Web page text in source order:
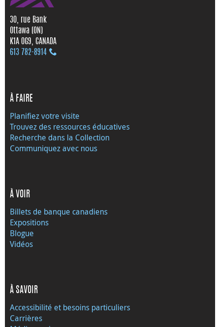
30, rue Bank
Ottawa (ON)
K1A 0G9, CANADA
613 782‑8914
À FAIRE
Planifiez votre visite
Trouvez des ressources éducatives
Recherche dans la Collection
Communiquez avec nous
À VOIR
Billets de banque canadiens
Expositions
Blogue
Vidéos
À SAVOIR
Accessibilité et besoins particuliers
Carrières